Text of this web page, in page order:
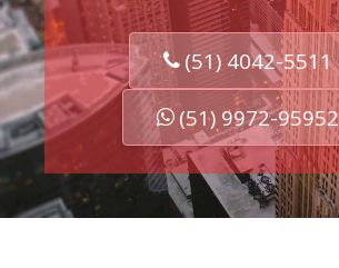
(51) 4042-5511
(51) 9972-95952